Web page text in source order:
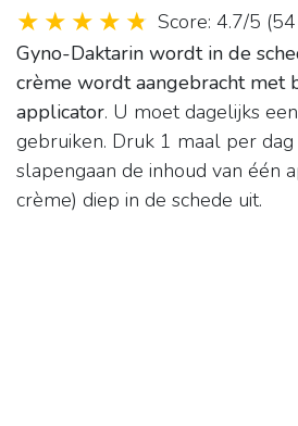
Score: 4.7/5 (
Gyno-Daktarin wordt in de
crème wordt aangebracht met
applicator. U moet dagelijks
gebruiken. Druk 1 maal per
slapengaan de inhoud van één
crème) diep in de schede uit.